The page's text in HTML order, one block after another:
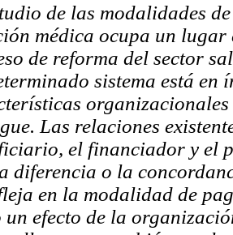
de las modalidades
médica ocupa un
de reforma del sector
sistema está
Las relaciones
el financiador y el
diferencia o la
en la modalidad de
un efecto de la